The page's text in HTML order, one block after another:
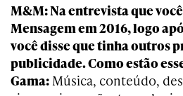
M&M: Na entrevista que
Mensagem em 2016, logo
você disse que tinha outros
publicidade. Como estão
Gama: Música, conteúdo,